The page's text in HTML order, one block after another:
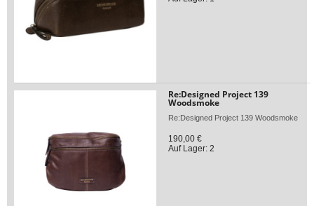
Re:Designed Project 139
Woodsmoke
Re:Designed Project 139 Woodsmoke
190,00 €
Auf Lager: 2